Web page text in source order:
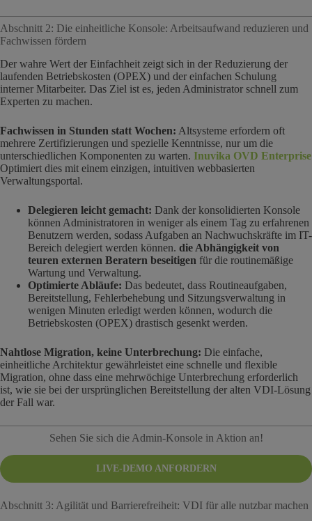
Abschnitt 2: Die einheitliche Konsole: Arbeitsaufwand reduzieren und
Fachwissen fördern
Der wahre Wert der Einfachheit zeigt sich in der Reduzierung der
laufenden Betriebskosten (OPEX) und der einfachen Schulung
interner Mitarbeiter. Das Ziel ist es, jeden Administrator schnell zum
Experten zu machen.
Fachwissen in Stunden statt Wochen: Altsysteme erfordern oft
mehrere Zertifizierungen und spezielle Kenntnisse, nur um die
unterschiedlichen Komponenten zu warten. Inuvika OVD Enterprise
Optimiert dies mit einem einzigen, intuitiven webbasierten
Verwaltungsportal.
Delegieren leicht gemacht: Dank der konsolidierten Konsole
können Administratoren in weniger als einem Tag zu erfahrenen
Benutzern werden, sodass Aufgaben an Nachwuchskräfte im IT-
Bereich delegiert werden können. die Abhängigkeit von
teuren externen Beratern beseitigen für die routinemäßige
Wartung und Verwaltung.
Optimierte Abläufe: Das bedeutet, dass Routineaufgaben,
Bereitstellung, Fehlerbehebung und Sitzungsverwaltung in
wenigen Minuten erledigt werden können, wodurch die
Betriebskosten (OPEX) drastisch gesenkt werden.
Nahtlose Migration, keine Unterbrechung: Die einfache,
einheitliche Architektur gewährleistet eine schnelle und flexible
Migration, ohne dass eine mehrwöchige Unterbrechung erforderlich
ist, wie sie bei der ursprünglichen Bereitstellung der alten VDI-Lösung
der Fall war.
Sehen Sie sich die Admin-Konsole in Aktion an!
LIVE-DEMO ANFORDERN
Abschnitt 3: Agilität und Barrierefreiheit: VDI für alle nutzbar machen